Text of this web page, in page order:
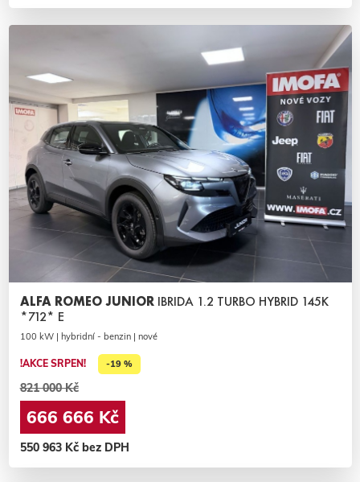
ALFA ROMEO JUNIOR IBRIDA 1.2 TURBO HYBRID 145K
*712* E
100 kW | hybridní - benzin | nové
!AKCE SRPEN! -19 %
821 000 Kč
666 666 Kč
550 963 Kč bez DPH